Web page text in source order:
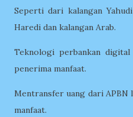
Seperti dari kalangan
Haredi dan kalangan Arab.
Teknologi perbankan
penerima manfaat.
Mentransfer uang dari APBN
manfaat.